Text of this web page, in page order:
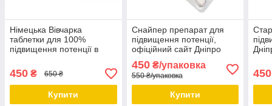
Німецька Вівчарка
таблетки для 100%
підвищення потенції в
450 ₴ 650 ₴
Купити
Снайпер препарат для
підвищення потенції,
офіційний сайт Дніпро
450₴/упаковка
550 ₴/упаковка
Купити
450